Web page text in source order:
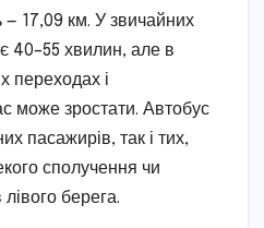
— 17,09 км. У звичайних
40–55 хвилин, але в
переходах і
може зростати. Автобус
пасажирів, так і тих,
сполучення чи
берега.